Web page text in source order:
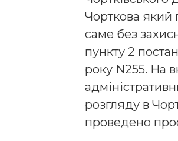
Чорткова який
саме без
пункту 2
року N255. На
розгляду в
проведено